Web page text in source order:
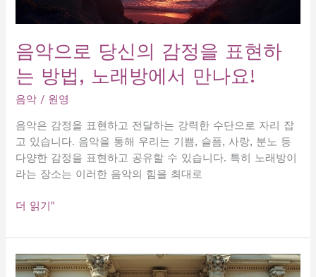
음악으로 당신의 감정을 표현하
는 방법, 노래방에서 만나요!
음악 / 원영
음악은 감정을 표현하고 전달하는 강력한 수단으로 자리 잡
고 있습니다. 음악을 통해 우리는 기쁨, 슬픔, 사랑, 분노 등
다양한 감정을 표현하고 공유할 수 있습니다. 특히 노래방이
라는 장소는 이러한 음악의 힘을 최대로
음
으
로
당
더 읽기"